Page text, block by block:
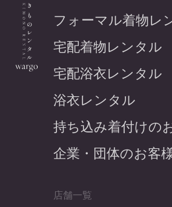
フォーマル着物レ
宅配着物レンタル
宅配浴衣レンタル
浴衣レンタル
持ち込み着付けの
企業・団体のお客
店舗一覧